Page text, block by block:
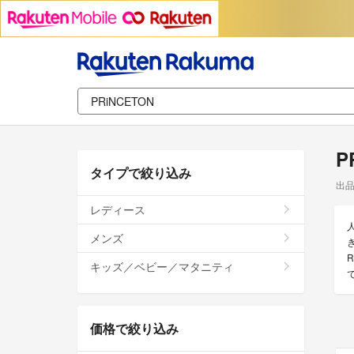
出
タイプで絞り込み
レディース
メンズ
キッズ／ベビー／マタニティ
価格で絞り込み